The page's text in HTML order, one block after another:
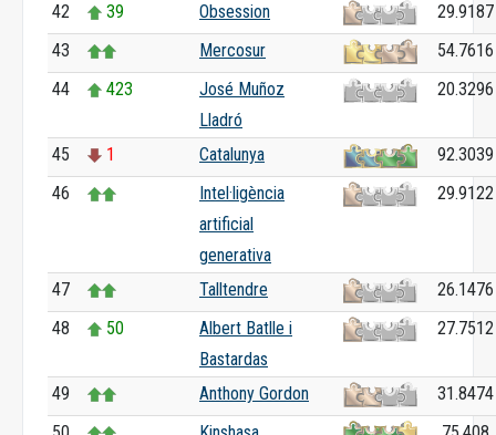
42
39 Obsession
29.9187
43
Mercosur
54.7616
44
423
José Muñoz
Lladró
20.3296
45 1 Catalunya
92.3039
46
Intel·ligència
artificial
generativa
29.9122
47 Talltendre
26.1476
48
50
Albert Batlle i
Bastardas
27.7512
49 Anthony Gordon
31.8474